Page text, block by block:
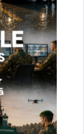
lai
samazinātu